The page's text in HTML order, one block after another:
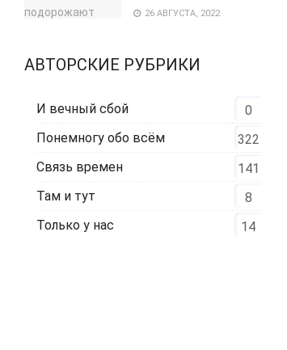
26 АВГУСТА, 2022
АВТОРСКИЕ РУБРИКИ
И вечный сбой
0
Понемногу обо всём
322
Связь времен
141
Там и тут
8
Только у нас
14